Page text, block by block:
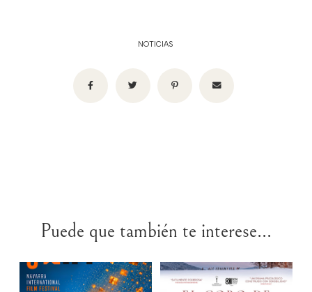
NOTICIAS
Puede que también te interese...